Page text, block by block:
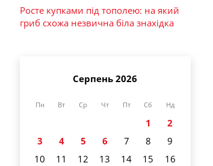
Росте купками під тополею: на який
гриб схожа незвична біла знахідка
Серпень 2026
Пн Вт Ср Чт Пт Сб Нд
1
2
3
4 5 6 7 8
9
10
11 12 13 14 15
16